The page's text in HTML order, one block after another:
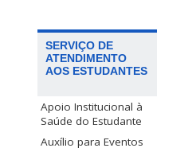
SERVIÇO DE
ATENDIMENTO
AOS ESTUDANTES
Apoio Institucional à
Saúde do Estudante
Auxílio para Eventos